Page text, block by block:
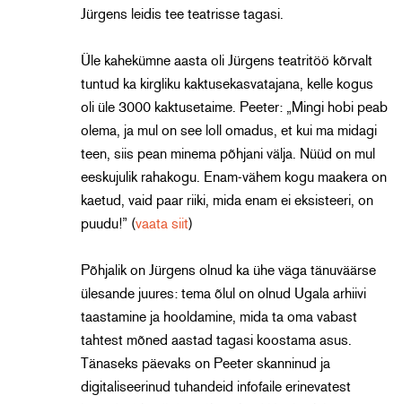
Jürgens leidis tee teatrisse tagasi.
Üle kahekümne aasta oli Jürgens teatritöö kõrvalt
tuntud ka kirgliku kaktusekasvatajana, kelle kogus
oli üle 3000 kaktusetaime. Peeter: „Mingi hobi peab
olema, ja mul on see loll omadus, et kui ma midagi
teen, siis pean minema põhjani välja. Nüüd on mul
eeskujulik rahakogu. Enam-vähem kogu maakera on
kaetud, vaid paar riiki, mida enam ei eksisteeri, on
puudu!” (vaata siit)
Põhjalik on Jürgens olnud ka ühe väga tänuväärse
ülesande juures: tema õlul on olnud Ugala arhiivi
taastamine ja hooldamine, mida ta oma vabast
tahtest mõned aastad tagasi koostama asus.
Tänaseks päevaks on Peeter skanninud ja
digitaliseerinud tuhandeid infofaile erinevatest